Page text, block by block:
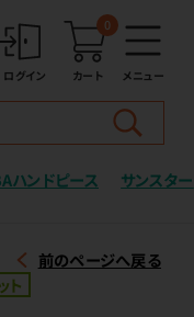
ログイン カート
0
メニュー
ハンドピース サンスター
前のページへ戻る
ト